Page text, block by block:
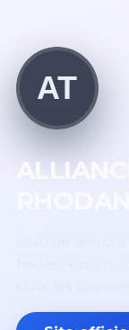
AT